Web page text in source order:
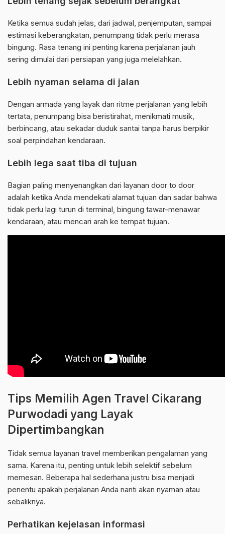
Ketika semua sudah jelas, dari jadwal, penjemputan, sampai
estimasi keberangkatan, penumpang tidak perlu merasa
bingung. Rasa tenang ini penting karena perjalanan jauh
sering dimulai dari persiapan yang juga melelahkan.
Lebih nyaman selama di jalan
Dengan armada yang layak dan ritme perjalanan yang lebih
tertata, penumpang bisa beristirahat, menikmati musik,
berbincang, atau sekadar duduk santai tanpa harus berpikir
soal perpindahan kendaraan.
Lebih lega saat tiba di tujuan
Bagian paling menyenangkan dari layanan door to door
adalah ketika Anda mendekati alamat tujuan dan sadar bahwa
tidak perlu lagi turun di terminal, bingung tawar-menawar
kendaraan, atau mencari arah ke tempat tujuan.
Tips Memilih Agen Travel Cikarang
Purwodadi yang Layak
Dipertimbangkan
Tidak semua layanan travel memberikan pengalaman yang
sama. Karena itu, penting untuk lebih selektif sebelum
memesan. Beberapa hal sederhana justru bisa menjadi
penentu apakah perjalanan Anda nanti akan nyaman atau
sebaliknya.
Perhatikan kejelasan informasi